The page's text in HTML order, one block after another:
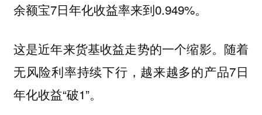
余额宝7日年化收益率来到0.949%。
这是近年来货基收益走势的一个缩影。随着
无风险利率持续下行，越来越多的产品7日
年化收益“破1”。